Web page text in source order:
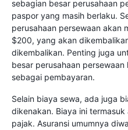
sebagian besar perusahaan
paspor yang masih berlaku.
perusahaan persewaan akan
$200, yang akan
dikembalikan. Penting juga
besar perusahaan
sebagai pembayaran.
Selain biaya sewa, ada juga
dikenakan. Biaya ini
pajak. Asuransi umumnya